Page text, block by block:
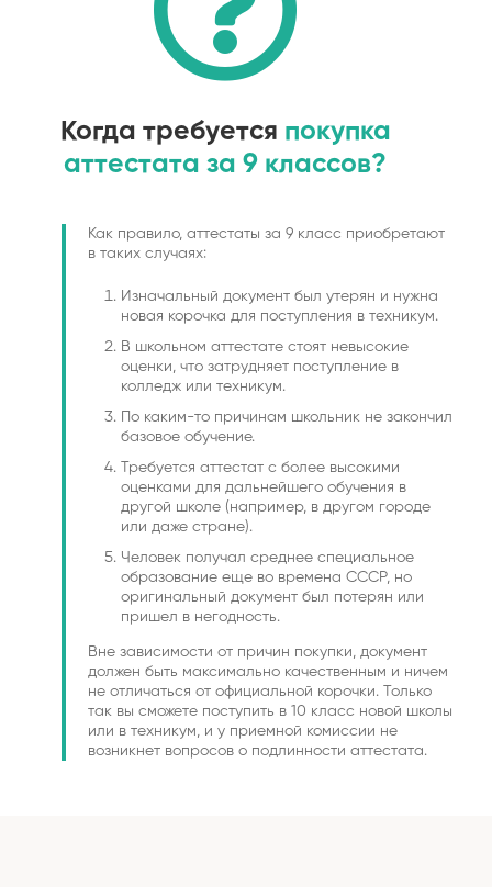
Когда требуется покупка
аттестата за 9 классов?
Как правило, аттестаты за 9 класс приобретают
в таких случаях:
Изначальный документ был утерян и нужна
новая корочка для поступления в техникум.
В школьном аттестате стоят невысокие
оценки, что затрудняет поступление в
колледж или техникум.
По каким-то причинам школьник не закончил
базовое обучение.
Требуется аттестат с более высокими
оценками для дальнейшего обучения в
другой школе (например, в другом городе
или даже стране).
Человек получал среднее специальное
образование еще во времена СССР, но
оригинальный документ был потерян или
пришел в негодность.
Вне зависимости от причин покупки, документ
должен быть максимально качественным и ничем
не отличаться от официальной корочки. Только
так вы сможете поступить в 10 класс новой школы
или в техникум, и у приемной комиссии не
возникнет вопросов о подлинности аттестата.